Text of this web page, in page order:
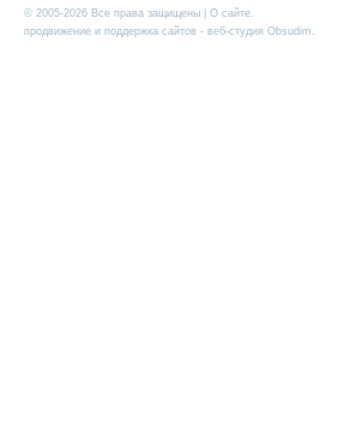
© 2005-2026 Все права защищены | О сайте.
продвижение и поддержка сайтов - веб-студия Obsudim.